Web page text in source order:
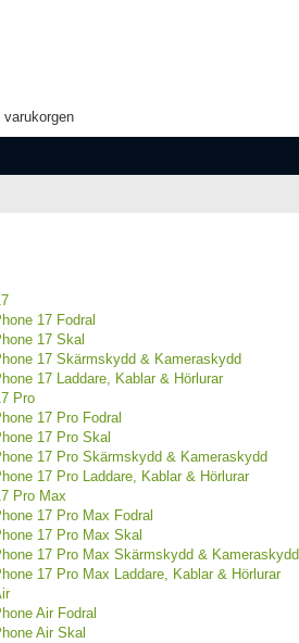
17 Fodral
17 Skal
17 Skärmskydd & Kameraskydd
17 Laddare, Kablar & Hörlurar
Pro
17 Pro Fodral
17 Pro Skal
17 Pro Skärmskydd & Kameraskydd
17 Pro Laddare, Kablar & Hörlurar
Pro Max
17 Pro Max Fodral
17 Pro Max Skal
17 Pro Max Skärmskydd & Kameraskydd
17 Pro Max Laddare, Kablar & Hörlurar
Air Fodral
Air Skal